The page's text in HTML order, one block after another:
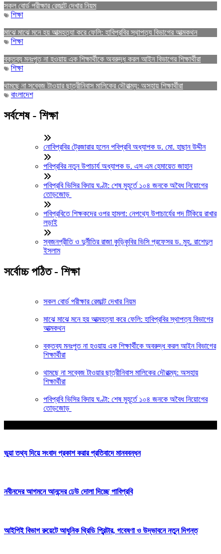
সকল বোর্ড পরীক্ষার রেজাল্ট দেখার নিয়ম
শিক্ষা
মাঝে মাঝে মনে হয় আত্মহত্যা করে ফেলি: হাবিপ্রবির স্থাপত্য বিভাগের আত্মকথন
শিক্ষা
বক্তব্য মনঃপুত না হওয়ায় এক শিক্ষার্থীকে অবরুদ্ধ করল আইন বিভাগের শিক্ষার্থীরা
শিক্ষা
থামছে না সব্বেজ টাওয়ার ছাত্রীনিবাস মালিকের দৌরাত্ম্য: অসহায় শিক্ষার্থীরা
বাংলাদেশ
সর্বশেষ - শিক্ষা
নোবিপ্রবির ট্রেজারার হলেন পবিপ্রবি অধ্যাপক ড. মো. হাছান উদ্দীন
পবিপ্রবির নতুন উপাচার্য অধ্যাপক ড. এস এম হেমায়েত জাহান
পবিপ্রবি ভিসির বিদায় ঘণ্টা: শেষ মুহূর্তে ১০৪ জনকে অবৈধ নিয়োগের
তোড়জোড়
পবিপ্রবিতে শিক্ষকদের ওপর হামলা: নেপথ্যে উপাচার্যের পদ টিকিয়ে রাখার
লড়াই
স্বজনপ্রীতি ও দুর্নীতির রাজা কুড়িকৃবির ভিসি প্রফেসর ড. মুহ. রাশেদুল
ইসলাম
সর্বোচ্চ পঠিত - শিক্ষা
সকল বোর্ড পরীক্ষার রেজাল্ট দেখার নিয়ম
মাঝে মাঝে মনে হয় আত্মহত্যা করে ফেলি: হাবিপ্রবির স্থাপত্য বিভাগের
আত্মকথন
বক্তব্য মনঃপুত না হওয়ায় এক শিক্ষার্থীকে অবরুদ্ধ করল আইন বিভাগের
শিক্ষার্থীরা
থামছে না সব্বেজ টাওয়ার ছাত্রীনিবাস মালিকের দৌরাত্ম্য: অসহায়
শিক্ষার্থীরা
পবিপ্রবি ভিসির বিদায় ঘণ্টা: শেষ মুহূর্তে ১০৪ জনকে অবৈধ নিয়োগের
তোড়জোড়
ভুয়া তথ্য দিয়ে সংবাদ প্রকাশ করার প্রতিবাদে মানববন্ধন
নবীনদের আগমনে আনন্দের ঢেউ দোলা দিচ্ছে পাবিপ্রবি
আইপিই বিভাগ রুয়েটে আধুনিক থ্রিডি প্রিন্টার, গবেষণা ও উদ্ভাবনে নতুন দিগন্ত